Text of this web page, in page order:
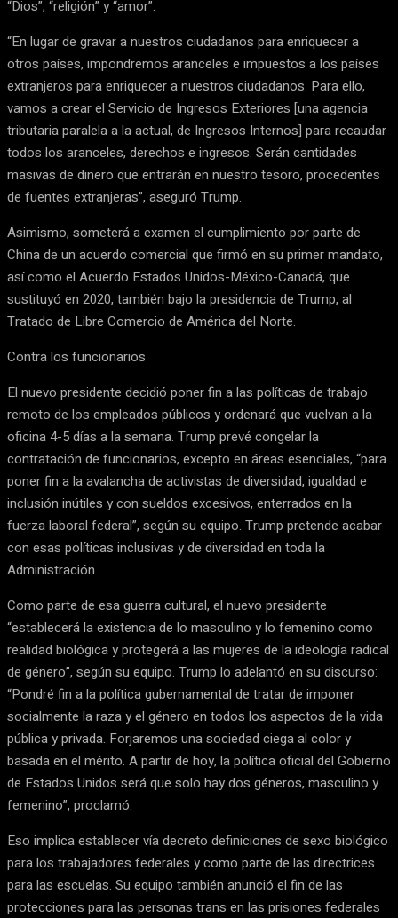
“Dios”, “religión” y “amor”.
“En lugar de gravar a nuestros ciudadanos para enriquecer a
otros países, impondremos aranceles e impuestos a los países
extranjeros para enriquecer a nuestros ciudadanos. Para ello,
vamos a crear el Servicio de Ingresos Exteriores [una agencia
tributaria paralela a la actual, de Ingresos Internos] para recaudar
todos los aranceles, derechos e ingresos. Serán cantidades
masivas de dinero que entrarán en nuestro tesoro, procedentes
de fuentes extranjeras”, aseguró Trump.
Asimismo, someterá a examen el cumplimiento por parte de
China de un acuerdo comercial que firmó en su primer mandato,
así como el Acuerdo Estados Unidos-México-Canadá, que
sustituyó en 2020, también bajo la presidencia de Trump, al
Tratado de Libre Comercio de América del Norte.
Contra los funcionarios
El nuevo presidente decidió poner fin a las políticas de trabajo
remoto de los empleados públicos y ordenará que vuelvan a la
oficina 4-5 días a la semana. Trump prevé congelar la
contratación de funcionarios, excepto en áreas esenciales, “para
poner fin a la avalancha de activistas de diversidad, igualdad e
inclusión inútiles y con sueldos excesivos, enterrados en la
fuerza laboral federal”, según su equipo. Trump pretende acabar
con esas políticas inclusivas y de diversidad en toda la
Administración.
Como parte de esa guerra cultural, el nuevo presidente
“establecerá la existencia de lo masculino y lo femenino como
realidad biológica y protegerá a las mujeres de la ideología radical
de género”, según su equipo. Trump lo adelantó en su discurso:
“Pondré fin a la política gubernamental de tratar de imponer
socialmente la raza y el género en todos los aspectos de la vida
pública y privada. Forjaremos una sociedad ciega al color y
basada en el mérito. A partir de hoy, la política oficial del Gobierno
de Estados Unidos será que solo hay dos géneros, masculino y
femenino”, proclamó.
Eso implica establecer vía decreto definiciones de sexo biológico
para los trabajadores federales y como parte de las directrices
para las escuelas. Su equipo también anunció el fin de las
protecciones para las personas trans en las prisiones federales